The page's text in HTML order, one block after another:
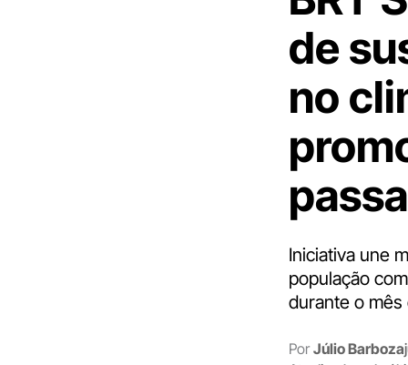
de
no
Iniciativa une
população
durante o mês
Por Júlio Barboza